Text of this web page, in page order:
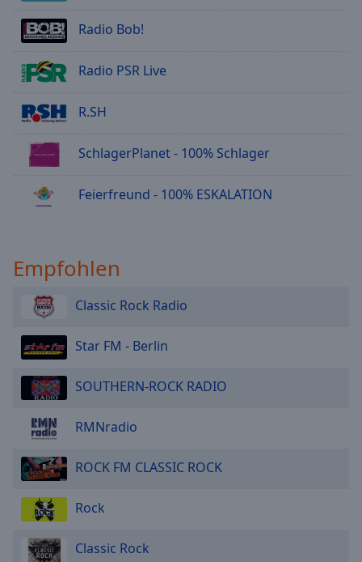
Radio Bob!
Radio PSR Live
R.SH
SchlagerPlanet - 100% Schlager
Feierfreund - 100% ESKALATION
Empfohlen
Classic Rock Radio
Star FM - Berlin
SOUTHERN-ROCK RADIO
RMNradio
ROCK FM CLASSIC ROCK
Rock
Classic Rock